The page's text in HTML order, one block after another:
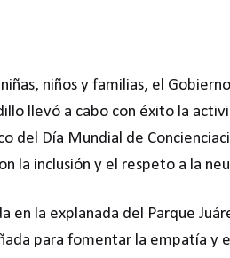
niños y familias, el
llevó a cabo con éxito la
del Día Mundial de
la inclusión y el respeto a la
en la explanada del Parque
para fomentar la empatía y